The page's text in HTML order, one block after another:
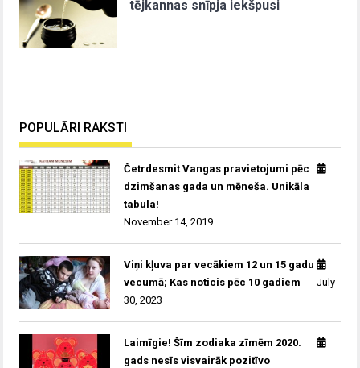
tējkannas snīpja iekšpusi
POPULĀRI RAKSTI
Četrdesmit Vangas pravietojumi pēc
dzimšanas gada un mēneša. Unikāla
tabula!
November 14, 2019
Viņi kļuva par vecākiem 12 un 15 gadu
vecumā; Kas noticis pēc 10 gadiem
July
30, 2023
Laimīgie! Šīm zodiaka zīmēm 2020.
gads nesīs visvairāk pozitīvo